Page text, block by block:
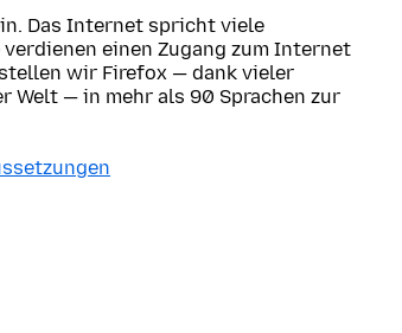
Das Internet spricht viele
einen Zugang zum Internet
wir Firefox — dank vieler
Welt — in mehr als 90 Sprachen zur